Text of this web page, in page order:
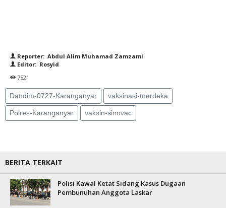
Reporter: Abdul Alim Muhamad Zamzami
Editor: Rosyid
7521
Dandim-0727-Karanganyar vaksinasi-merdeka
Polres-Karanganyar vaksin-sinovac
BERITA TERKAIT
Polisi Kawal Ketat Sidang Kasus Dugaan
Pembunuhan Anggota Laskar